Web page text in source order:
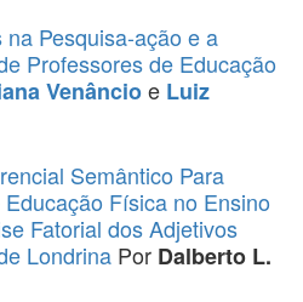
Pesquisa-ação e a
Professores de Educação
Venâncioe Luiz
Semântico Para
Física no Ensino
Fatorial dos Adjetivos
Londrina Por Dalberto L.